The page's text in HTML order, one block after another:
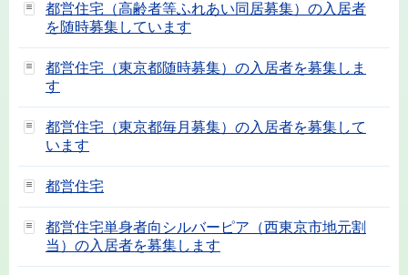
都営住宅（高齢者等ふれあい同居募集）の入居者
を随時募集しています
都営住宅（東京都随時募集）の入居者を募集しま
す
都営住宅（東京都毎月募集）の入居者を募集して
います
都営住宅
都営住宅単身者向シルバーピア（西東京市地元割
当）の入居者を募集します